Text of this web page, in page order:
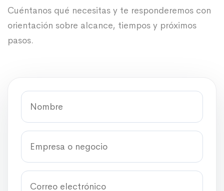
Cuéntanos qué necesitas y te responderemos con
orientación sobre alcance, tiempos y próximos
pasos.